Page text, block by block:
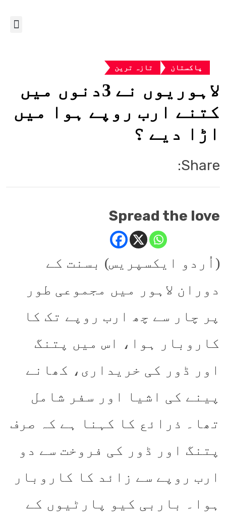
پاکستان تازہ ترین
لاہوریوں نے 3دنوں میں
کتنے ارب روپے ہوا میں
اڑا دیے ؟
Share:
Spread the love
(اُردو ایکسپریس) بسنت کے
دوران لاہور میں مجموعی طور
پر چار سے چھ ارب روپے تک کا
کاروبار ہوا، اس میں پتنگ
اور ڈور کی خریداری، کھانے
پینے کی اشیا اور سفر شامل
تھا۔ ذرائع کا کہنا ہے کہ صرف
پتنگ اور ڈور کی فروخت سے دو
ارب روپے سے زائد کا کاروبار
ہوا۔ باربی کیو پارٹیوں کے